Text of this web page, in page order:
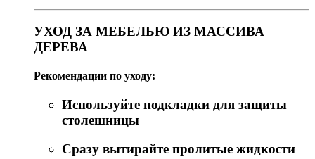
УХОД ЗА МЕБЕЛЬЮ ИЗ МАССИВА
ДЕРЕВА
Рекомендации по уходу:
Используйте подкладки для защиты
столешницы
Сразу вытирайте пролитые жидкости